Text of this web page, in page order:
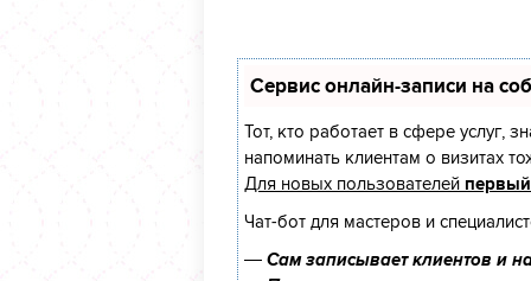
Сервис онлайн-записи на
Тот, кто работает в сфере услуг,
напоминать клиентам о визитах
Для новых пользователей
Чат-бот для мастеров и
— Сам записывает клиентов и